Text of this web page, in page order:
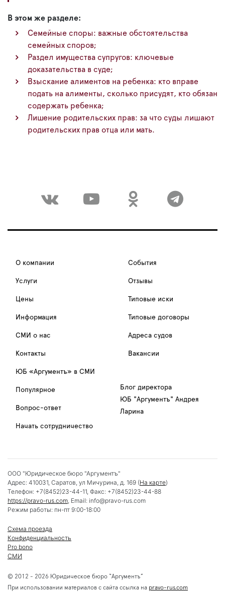
В этом же разделе:
Семейные споры: важные обстоятельства
семейных споров;
Раздел имущества супругов: ключевые
доказательства в суде;
Взыскание алиментов на ребенка: кто вправе
подать на алименты, сколько присудят, кто обязан
содержать ребенка;
Лишение родительских прав: за что суды лишают
родительских прав отца или мать.
О компании
Услуги
Цены
Информация
СМИ о нас
Контакты
События
Отзывы
Типовые иски
Типовые договоры
Адреса судов
Вакансии
ЮБ «Аргументъ» в СМИ
Популярное
Вопрос-ответ
Начать сотрудничество
Блог директора
ЮБ "Аргументъ" Андрея
Ларина
© 2012 - 2026 Юридическое бюро “Аргументъ”
При использовании материалов с сайта ссылка на pravo-rus.com
ООО "Юридическое бюро "Аргументъ"
Адрес: 410031, Саратов, ул Мичурина, д. 169 (На карте)
Телефон: +7(8452)23-44-11, Факс: +7(8452)23-44-88
https://pravo-rus.com, Email: info@pravo-rus.com
Режим работы: пн-пт 9:00-18:00
Схема проезда
Конфиденциальность
Pro bono
СМИ